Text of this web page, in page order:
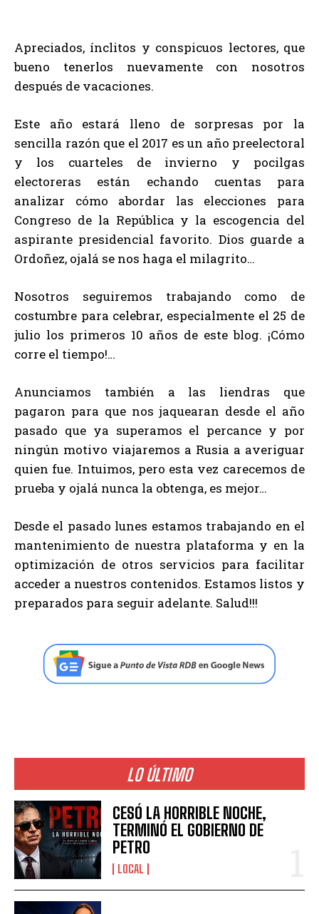
Apreciados, ínclitos y conspicuos lectores, que
bueno tenerlos nuevamente con nosotros
después de vacaciones.
Este año estará lleno de sorpresas por la
sencilla razón que el 2017 es un año preelectoral
y los cuarteles de invierno y pocilgas
electoreras están echando cuentas para
analizar cómo abordar las elecciones para
Congreso de la República y la escogencia del
aspirante presidencial favorito. Dios guarde a
Ordoñez, ojalá se nos haga el milagrito…
Nosotros seguiremos trabajando como de
costumbre para celebrar, especialmente el 25 de
julio los primeros 10 años de este blog. ¡Cómo
corre el tiempo!…
Anunciamos también a las liendras que
pagaron para que nos jaquearan desde el año
pasado que ya superamos el percance y por
ningún motivo viajaremos a Rusia a averiguar
quien fue. Intuimos, pero esta vez carecemos de
prueba y ojalá nunca la obtenga, es mejor…
Desde el pasado lunes estamos trabajando en el
mantenimiento de nuestra plataforma y en la
optimización de otros servicios para facilitar
acceder a nuestros contenidos. Estamos listos y
preparados para seguir adelante. Salud!!!
LO ÚLTIMO
CESÓ LA HORRIBLE NOCHE,
TERMINÓ EL GOBIERNO DE
PETRO
LOCAL